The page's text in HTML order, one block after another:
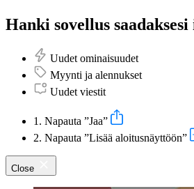
Hanki sovellus
Uudet ominaisuudet
Myynti ja alennukset
Uudet viestit
1. Napauta ”Jaa”
2. Napauta ”Lisää aloitusnäyttöön”
Close